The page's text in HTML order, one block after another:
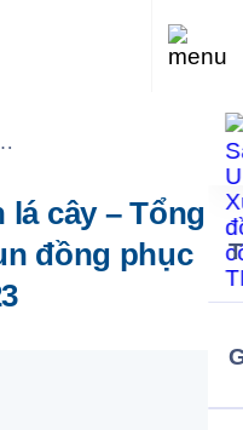
cây – Tổng
đồng phục